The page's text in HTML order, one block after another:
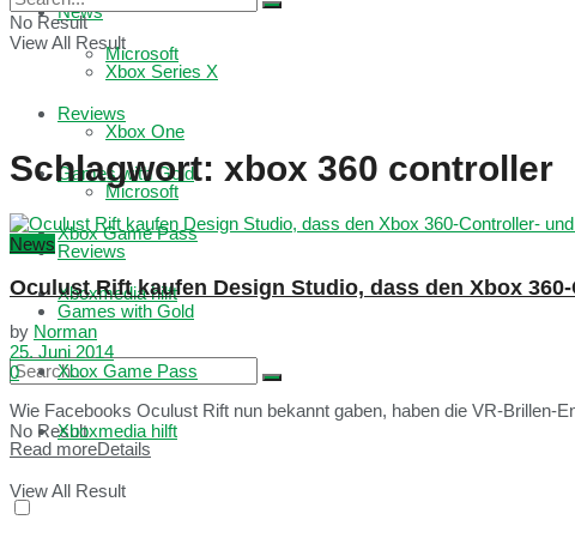
Microsoft
Reviews
Games with Gold
Xbox Game Pass
Xboxmedia hilft
No Result
View All Result
News
Xbox Series X
Xbox One
Microsoft
Reviews
Games with Gold
Xbox Game Pass
Xboxmedia hilft
No Result
View All Result
Schlagwort: xbox 360 controller
News
Oculust Rift kaufen Design Studio, dass den Xbox
by Norman
25. Juni 2014
0
Wie Facebooks Oculust Rift nun bekannt gaben, haben die VR-Brillen-
Read moreDetails